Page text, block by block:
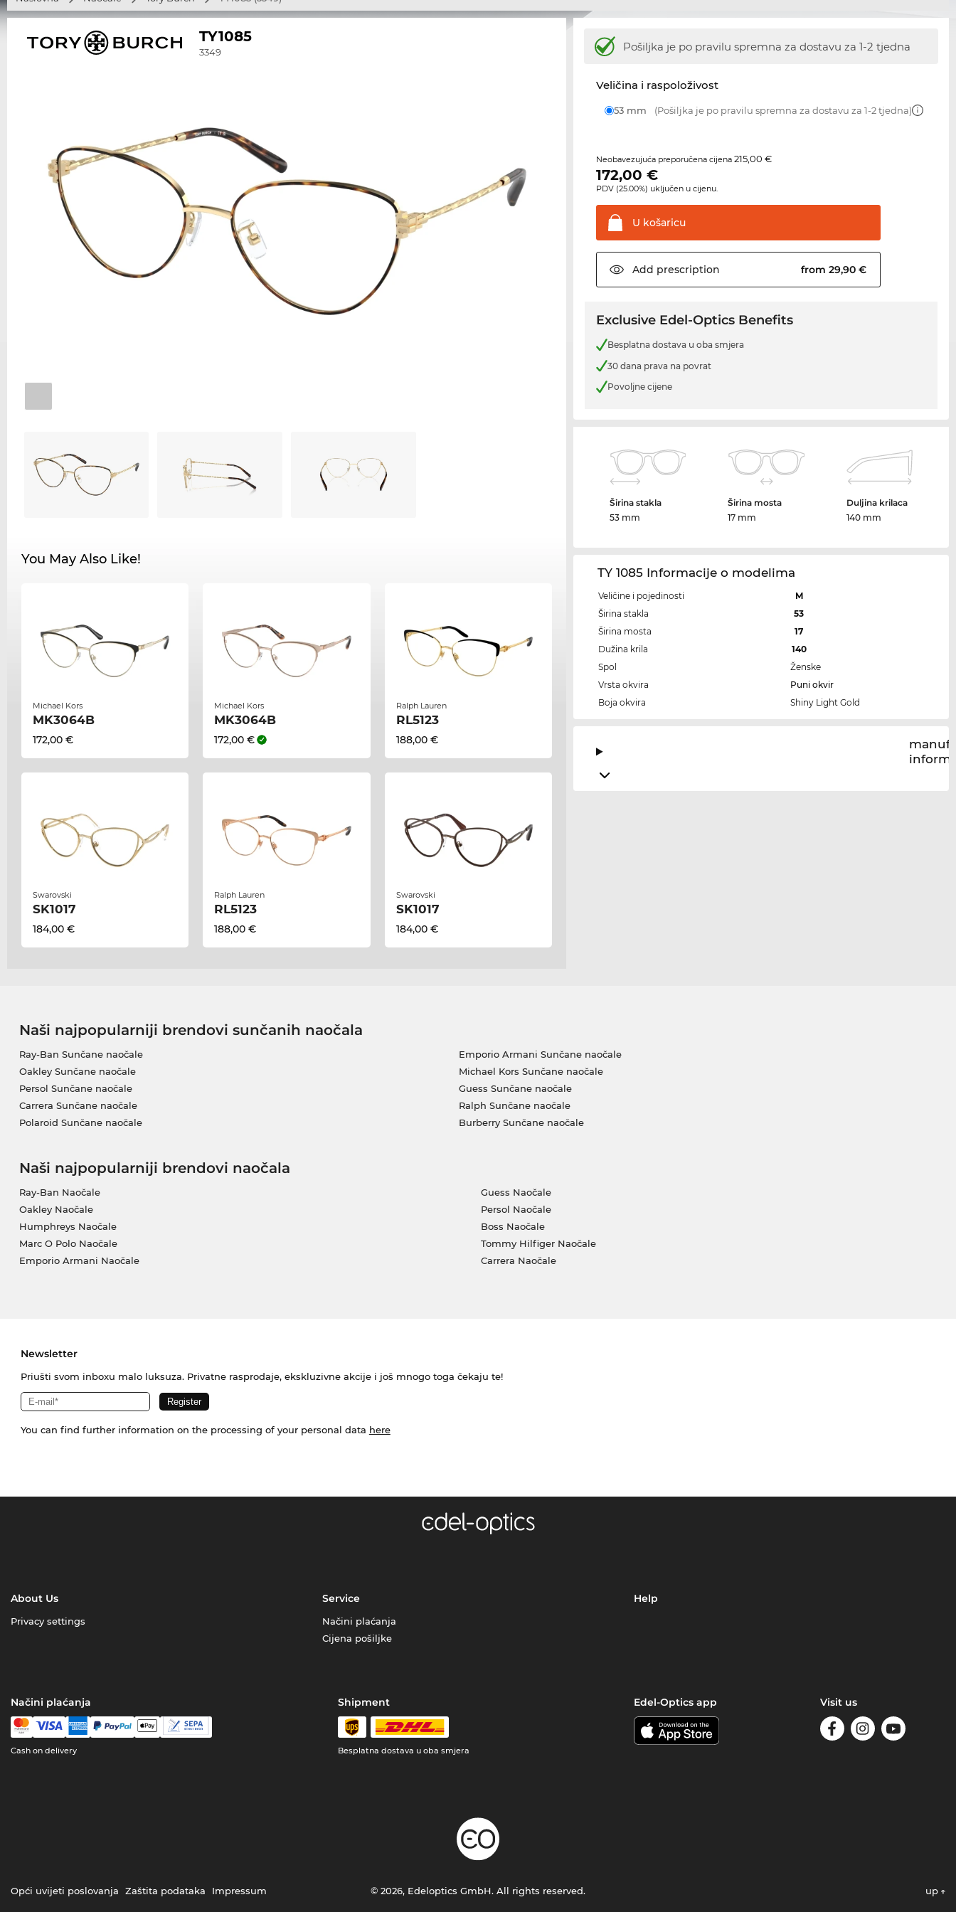
TY1085
3349
You May Also Like!
Michael Kors
MK3064B
172,00 €
Michael Kors
MK3064B
172,00 €
Ralph Lauren
RL5123
188,00 €
Swarovski
SK1017
184,00 €
Ralph Lauren
RL5123
188,00 €
Swarovski
SK1017
184,00 €
Pošiljka je po pravilu spremna za dostavuza 1-2 tjedna
Veličina i raspoloživost
53 mm (Pošiljka je po pravilu spremna za dostavu za 1-2 tjedna)
Neobavezujuća preporučena cijena215,00 €
172,00 €
PDV (25.00%) uključen u cijenu.
U košaricu
Add prescription from 29,90 €
Exclusive Edel-Optics Benefits
Besplatna dostava u oba smjera
30 dana prava na povrat
Povoljne cijene
Širina stakla
53 mm
Širina mosta
17 mm
Duljina krilaca
140 mm
TY 1085 Informacije o modelima
Veličine i pojedinosti
M
Širina stakla
53
Širina mosta
17
Dužina krila
140
Spol
Ženske
Vrsta okvira
Puni okvir
Boja okvira
Shiny Light Gold
Naši najpopularniji brendovi sunčanih naočala
Ray-Ban Sunčane naočale
Oakley Sunčane naočale
Persol Sunčane naočale
Carrera Sunčane naočale
Polaroid Sunčane naočale
Emporio Armani Sunčane naočale
Michael Kors Sunčane naočale
Guess Sunčane naočale
Ralph Sunčane naočale
Burberry Sunčane naočale
Naši najpopularniji brendovi naočala
Ray-Ban Naočale
Oakley Naočale
Humphreys Naočale
Marc O Polo Naočale
Emporio Armani Naočale
Guess Naočale
Persol Naočale
Boss Naočale
Tommy Hilfiger Naočale
Carrera Naočale
Newsletter
Priušti svom inboxu malo luksuza. Privatne rasprodaje, ekskluzivne akcije i još mnogo toga čekaju te!
You can find further information on the processing of your personal data here
About Us
Privacy settings
Service
Načini plaćanja
Cijena pošiljke
Help
Načini plaćanja
Cash on delivery
Shipment
Besplatna dostava u oba smjera
Edel-Optics app Visit us
Opći uvijeti poslovanja Zaštita podataka Impressum © 2026, Edeloptics GmbH. All rights reserved. up